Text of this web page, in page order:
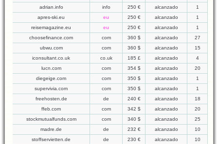
adrian.info
info 250 € alcanzado
1
apres-ski.eu
eu 250 € alcanzado
1
reisemagazine.eu
eu 250 € alcanzado
1
choosefinance.com
com 360 $ alcanzado
27
ubwu.com
com 360 $ alcanzado
15
iconsultant.co.uk
co.uk 185 £ alcanzado
4
lucn.com
com 354 $ alcanzado
20
diegeige.com
com 350 $ alcanzado
1
supervivia.com
com 350 $ alcanzado
1
freehosten.de
de 240 € alcanzado
18
ffeb.com
com 342 $ alcanzado
20
stockmutualfunds.com
com 340 $ alcanzado
25
madre.de
de 232 € alcanzado
10
stoffservietten.de
de 230 € alcanzado
10